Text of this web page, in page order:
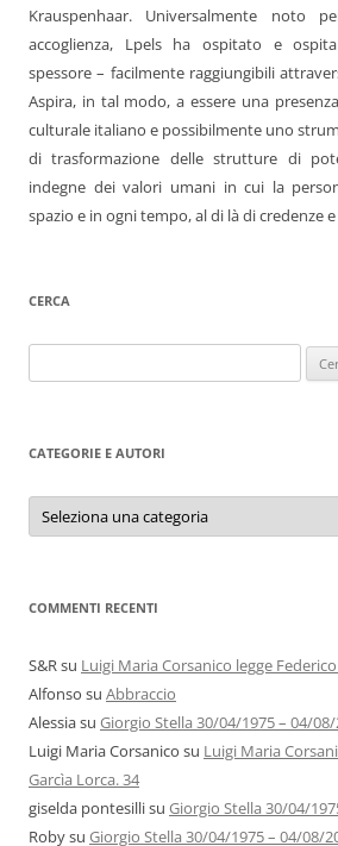
Krauspenhaar. Universalmente noto
accoglienza, Lpels ha ospitato e
spessore – facilmente raggiungibili
Aspira, in tal modo, a essere una
culturale italiano e possibilmente uno
di trasformazione delle strutture di
indegne dei valori umani in cui la
spazio e in ogni tempo, al di là di credenze
CERCA
per:
CATEGORIE E AUTORI
Categorie
autori
COMMENTI RECENTI
S&Rsu Luigi Maria Corsanico legge
Alfonso su Abbraccio
Alessiasu Giorgio Stella 30/04/1975 – 04/
Luigi Maria Corsanico su Luigi Maria
Garcìa Lorca. 34
giselda pontesillisu Giorgio Stella 30/04/
Robysu Giorgio Stella 30/04/1975 – 04/08/